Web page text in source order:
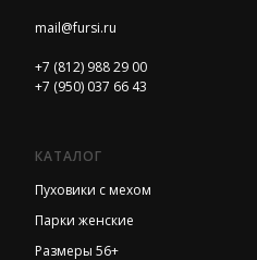
mail@fursi.ru
+7 (812) 988 29 00
+7 (950) 037 66 43
КАТАЛОГ
Пуховики с мехом
Парки женские
Размеры 56+